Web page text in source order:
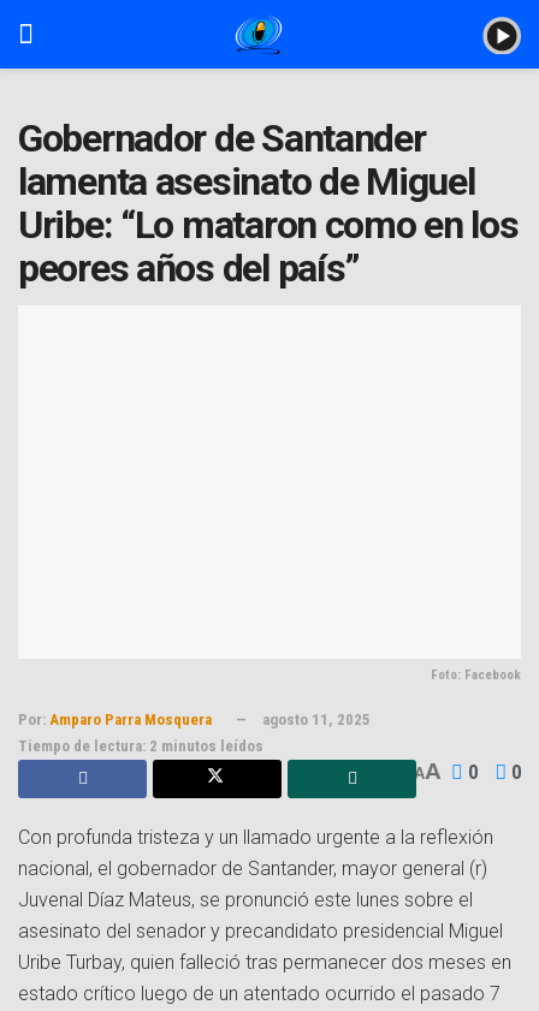
Gobernador de Santander
lamenta asesinato de Miguel
Uribe: “Lo mataron como en los
peores años del país”
Foto: Facebook
Por: Amparo Parra Mosquera
agosto 11, 2025
Tiempo de lectura: 2 minutos leídos
AA 0 0
Con profunda tristeza y un llamado urgente a la reflexión
nacional, el gobernador de Santander, mayor general (r)
Juvenal Díaz Mateus, se pronunció este lunes sobre el
asesinato del senador y precandidato presidencial Miguel
Uribe Turbay, quien falleció tras permanecer dos meses en
estado crítico luego de un atentado ocurrido el pasado 7